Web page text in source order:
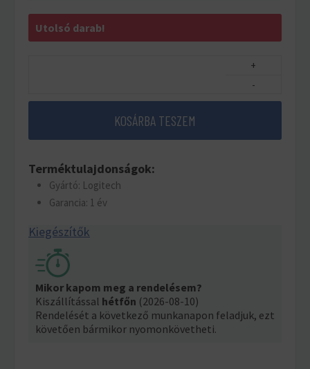
Utolsó darab!
-
+
KOSÁRBA TESZEM
Terméktulajdonságok:
Gyártó: Logitech
Garancia: 1 év
Kiegészítők
Mikor kapom meg a rendelésem?
Kiszállítással hétfőn (2026-08-10)
Rendelését a következő munkanapon feladjuk, ezt
követően bármikor nyomonkövetheti.